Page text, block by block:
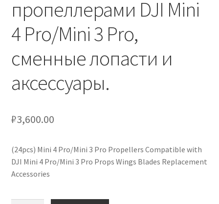
кондиционеров по оптовым ценам, ниже рыночных
Продажа кондиционеров
Проектирование систем вентиляции и
Сервисное обслуживание кондиционеров
Средства для дезинфекции кондиционеров
Средства для чистки кондиционеров
пропеллерами DJI Mini
4 Pro/Mini 3 Pro,
сменные лопасти и
аксессуары.
₽3,600.00
(24pcs) Mini 4 Pro/Mini 3 Pro Propellers Compatible with
DJI Mini 4 Pro/Mini 3 Pro Props Wings Blades Replacement
Accessories